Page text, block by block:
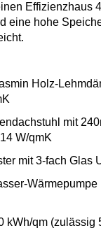
Effizienzhaus
eine hohe
Holz-
mit
W/qmK
mit 3-fach Glas
kWh/qm (zulässig